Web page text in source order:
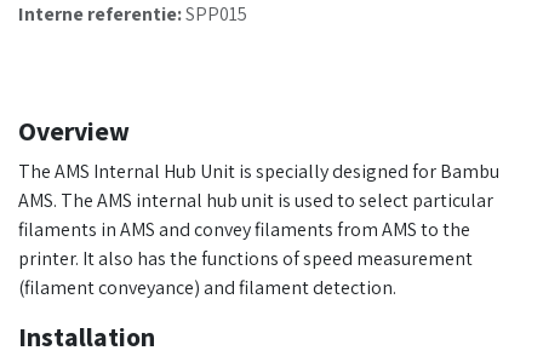
Interne referentie:SPP015
Overview
The AMS Internal Hub Unit is specially designed for Bambu
AMS. The AMS internal hub unit is used to select particular
filaments in AMS and convey filaments from AMS to the
printer. It also has the functions of speed measurement
(filament conveyance) and filament detection.
Installation